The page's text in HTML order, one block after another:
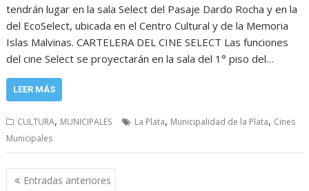
tendrán lugar en la sala Select del Pasaje Dardo Rocha y en la
del EcoSelect, ubicada en el Centro Cultural y de la Memoria
Islas Malvinas. CARTELERA DEL CINE SELECT Las funciones
del cine Select se proyectarán en la sala del 1° piso del…
LEER MÁS
CULTURA, MUNICIPALES La Plata, Municipalidad de la Plata, Cines
Municipales
Navegación
Entradas anteriores